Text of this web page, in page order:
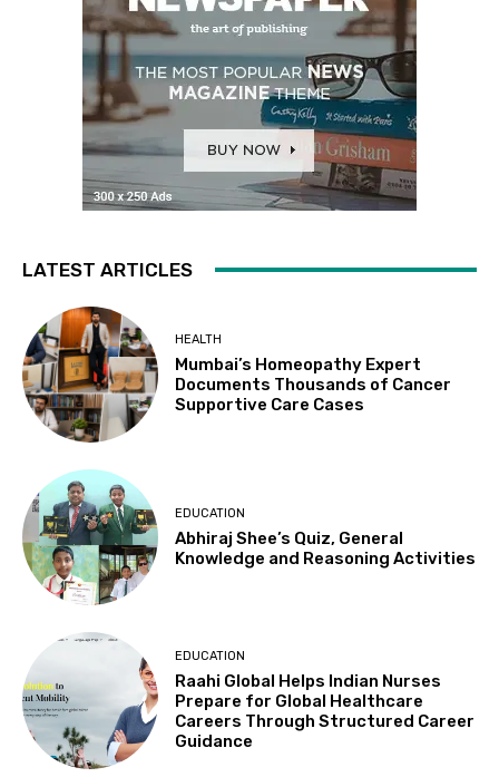
LATEST ARTICLES
HEALTH
Mumbai’s Homeopathy Expert
Documents Thousands of Cancer
Supportive Care Cases
EDUCATION
Abhiraj Shee’s Quiz, General
Knowledge and Reasoning Activities
EDUCATION
Raahi Global Helps Indian Nurses
Prepare for Global Healthcare
Careers Through Structured Career
Guidance